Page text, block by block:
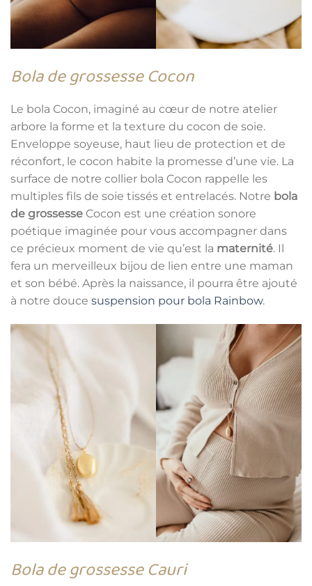
Bola de grossesse Cocon
Le bola Cocon, imaginé au cœur de notre atelier
arbore la forme et la texture du cocon de soie.
Enveloppe soyeuse, haut lieu de protection et de
réconfort, le cocon habite la promesse d’une vie. La
surface de notre collier bola Cocon rappelle les
multiples fils de soie tissés et entrelacés. Notre bola
de grossesse Cocon est une création sonore
poétique imaginée pour vous accompagner dans
ce précieux moment de vie qu’est la maternité. Il
fera un merveilleux bijou de lien entre une maman
et son bébé. Après la naissance, il pourra être ajouté
à notre douce suspension pour bola Rainbow.
Bola de grossesse Cauri